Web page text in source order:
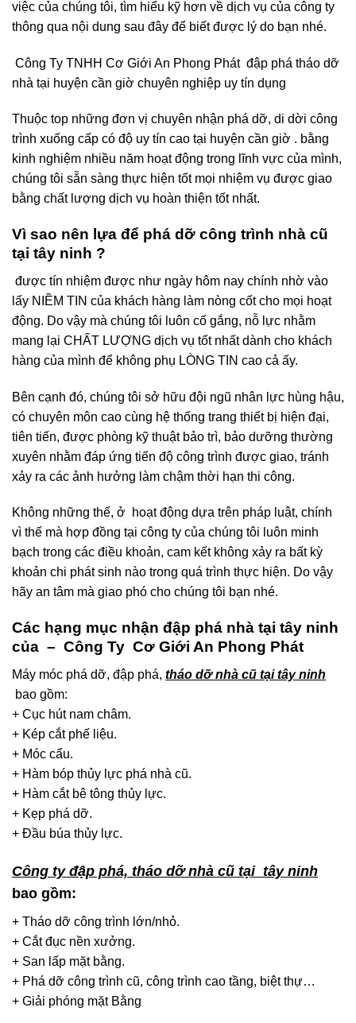
việc của chúng tôi, tìm hiểu kỹ hơn về dịch vụ của công ty
thông qua nội dung sau đây để biết được lý do bạn nhé.
Công Ty TNHH Cơ Giới An Phong Phát đập phá tháo dỡ
nhà tại huyện cần giờ chuyên nghiệp uy tín dụng
Thuộc top những đơn vị chuyên nhận phá dỡ, di dời công
trình xuống cấp có độ uy tín cao tại huyện cần giờ . bằng
kinh nghiệm nhiều năm hoạt động trong lĩnh vực của mình,
chúng tôi sẵn sàng thực hiện tốt mọi nhiệm vụ được giao
bằng chất lượng dịch vụ hoàn thiện tốt nhất.
Vì sao nên lựa để phá dỡ công trình nhà cũ
tại tây ninh ?
được tín nhiệm được như ngày hôm nay chính nhờ vào
lấy NIỀM TIN của khách hàng làm nòng cốt cho mọi hoạt
động. Do vậy mà chúng tôi luôn cố gắng, nỗ lực nhằm
mang lại CHẤT LƯỢNG dịch vụ tốt nhất dành cho khách
hàng của mình để không phụ LÒNG TIN cao cả ấy.
Bên cạnh đó, chúng tôi sở hữu đội ngũ nhân lực hùng hậu,
có chuyên môn cao cùng hệ thống trang thiết bị hiện đại,
tiên tiến, được phòng kỹ thuật bảo trì, bảo dưỡng thường
xuyên nhằm đáp ứng tiến độ công trình được giao, tránh
xảy ra các ảnh hưởng làm chậm thời hạn thi công.
Không những thế, ở hoạt động dựa trên pháp luật, chính
vì thế mà hợp đồng tại công ty của chúng tôi luôn minh
bạch trong các điều khoản, cam kết không xảy ra bất kỳ
khoản chi phát sinh nào trong quá trình thực hiện. Do vậy
hãy an tâm mà giao phó cho chúng tôi bạn nhé.
Các hạng mục nhận đập phá nhà tại tây ninh
của – Công Ty Cơ Giới An Phong Phát
Máy móc phá dỡ, đập phá, tháo dỡ nhà cũ tại tây ninh
bao gồm:
+ Cục hút nam châm.
+ Kép cắt phế liệu.
+ Móc cẩu.
+ Hàm bóp thủy lực phá nhà cũ.
+ Hàm cắt bê tông thủy lực.
+ Kẹp phá dỡ.
+ Đầu búa thủy lực.
Công ty đập phá, tháo dỡ nhà cũ tại tây ninh
bao gồm:
+ Tháo dỡ công trình lớn/nhỏ.
+ Cắt đục nền xưởng.
+ San lấp mặt bằng.
+ Phá dỡ công trình cũ, công trình cao tầng, biệt thự…
+ Giải phóng mặt Bằng